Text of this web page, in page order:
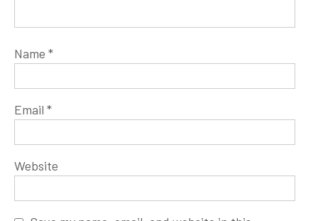
Name *
Email *
Website